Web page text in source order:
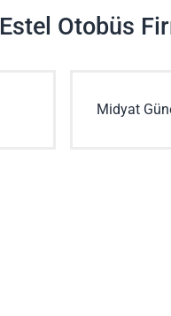
Otobüs
Midyat